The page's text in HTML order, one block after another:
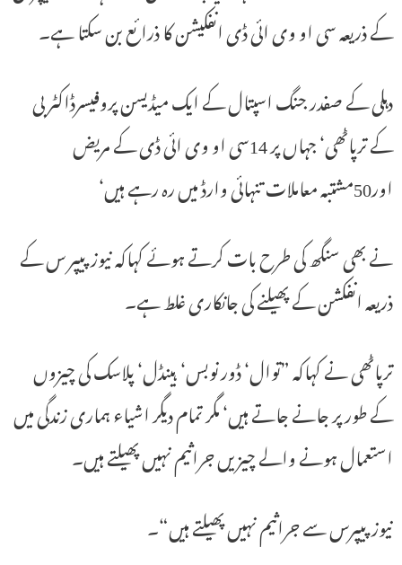
کے ذریعہ سی او وی ائی ڈی انفکیشن کا ذرائع بن سکتا ہے۔
دہلی کے صفدر جنگ اسپتال کے ایک میڈیسن پروفیسرڈاکٹر بی
کے ترپاٹھی‘ جہاں پر 14سی او وی ائی ڈی کے مریض
اور50مشتبہ معاملات تنہائی وارڈ میں رہ رہے ہیں‘
نے بھی سنگھ کی طرح بات کرتے ہوئے کہاکہ نیوز پیپر س کے
ذریعہ انفکشن کے پھیلنے کی جانکاری غلط ہے۔
ترپاٹھی نے کہاکہ ”توال‘ ڈور نوبس‘ ہینڈل‘ پلاسک کی چیزوں
کے طور پر جانے جاتے ہیں‘ مگر تمام دیگر اشیاء ہماری زندگی میں
استعمال ہونے والے چیزیں جراثیم نہیں پھیلتے ہیں۔
نیوز پیپرس سے جراثیم نہیں پھیلتے ہیں“۔